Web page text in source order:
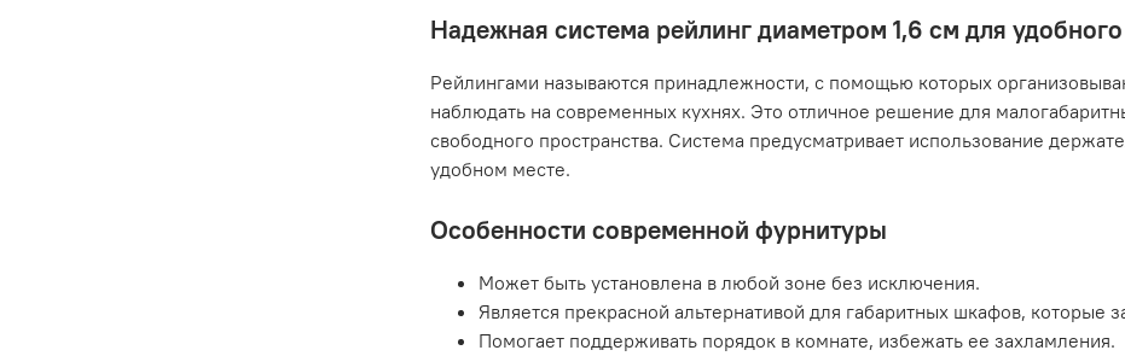
Надежная система рейлинг диаметром 1,6 см для
Рейлингами называются принадлежности, с помощью которых
наблюдать на современных кухнях. Это отличное решение для
свободного пространства. Система предусматривает использование
удобном месте.
Особенности современной фурнитуры
Может быть установлена в любой зоне без исключения.
Является прекрасной альтернативой для габаритных шкафов, которые
Помогает поддерживать порядок в комнате, избежать ее захламления.